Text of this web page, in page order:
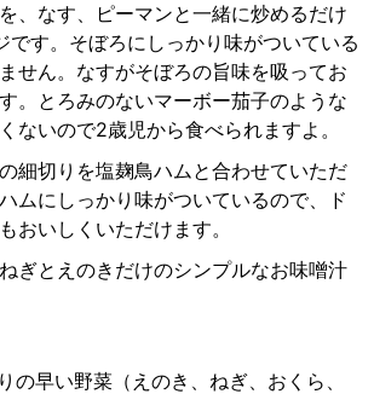
、なす、ピーマンと一緒に炒めるだけ
です。そぼろにしっかり味がついている
せん。なすがそぼろの旨味を吸ってお
。とろみのないマーボー茄子のような
ないので2歳児から食べられますよ。
細切りを塩麹鳥ハムと合わせていただ
ムにしっかり味がついているので、ド
おいしくいただけます。
ぎとえのきだけのシンプルなお味噌汁
の早い野菜（えのき、ねぎ、おくら、